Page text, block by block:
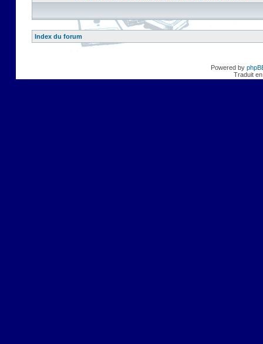
Index du forum
Powered by
Traduit